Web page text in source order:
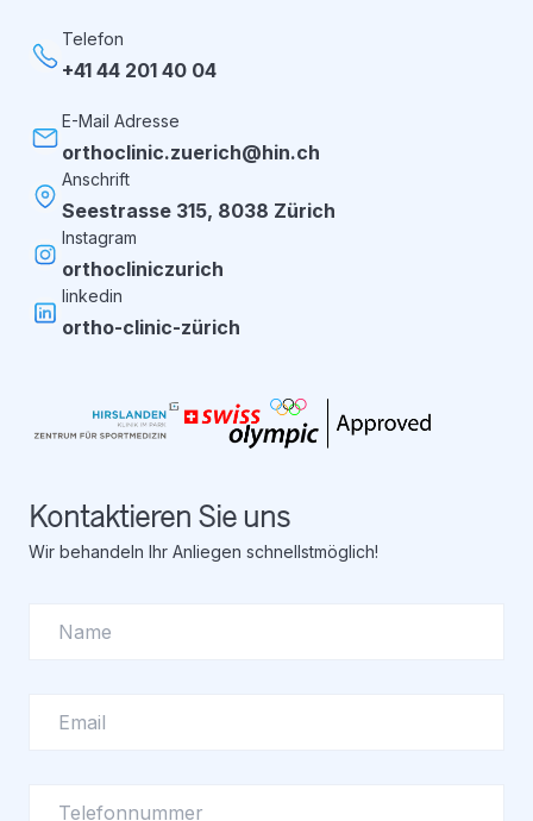
Telefon
+41 44 201 40 04
E-Mail Adresse
orthoclinic.zuerich@hin.ch
Anschrift
Seestrasse 315, 8038 Zürich
Instagram
orthocliniczurich
linkedin
ortho-clinic-zürich
Kontaktieren Sie uns
Wir behandeln Ihr Anliegen schnellstmöglich!